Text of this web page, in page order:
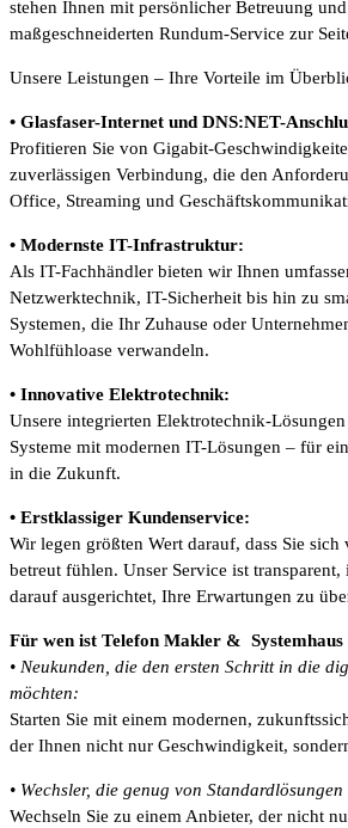
stehen Ihnen mit persönlicher Betreuung
maßgeschneiderten Rundum-Service zur
Unsere Leistungen – Ihre Vorteile im
• Glasfaser-Internet und DNS:NET-
Profitieren Sie von Gigabit-
zuverlässigen Verbindung, die den
Office, Streaming und
• Modernste IT-Infrastruktur:
Als IT-Fachhändler bieten wir Ihnen
Netzwerktechnik, IT-Sicherheit bis hin zu
Systemen, die Ihr Zuhause oder
Wohlfühloase verwandeln.
• Innovative Elektrotechnik:
Unsere integrierten Elektrotechnik-
Systeme mit modernen IT-Lösungen – für
in die Zukunft.
• Erstklassiger Kundenservice:
Wir legen größten Wert darauf, dass Sie sich
betreut fühlen. Unser Service ist
darauf ausgerichtet, Ihre Erwartungen zu
Für wen ist Telefon Makler &
• Neukunden, die den ersten Schritt in die
möchten:
Starten Sie mit einem modernen,
der Ihnen nicht nur Geschwindigkeit,
• Wechsler, die genug von
Wechseln Sie zu einem Anbieter, der nicht